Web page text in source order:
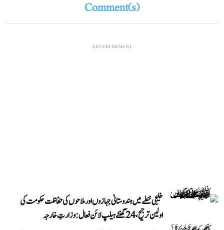
Comment(s)
ADVERTISEMENT
خلیجی خطے میں ہندوستانی جہازوں اور ملاحوں کی حفاظت حکومت کی
اولین ترجیح، 24 گھنٹے ہیلپ لائن فعال: وزارتِ خارجہ